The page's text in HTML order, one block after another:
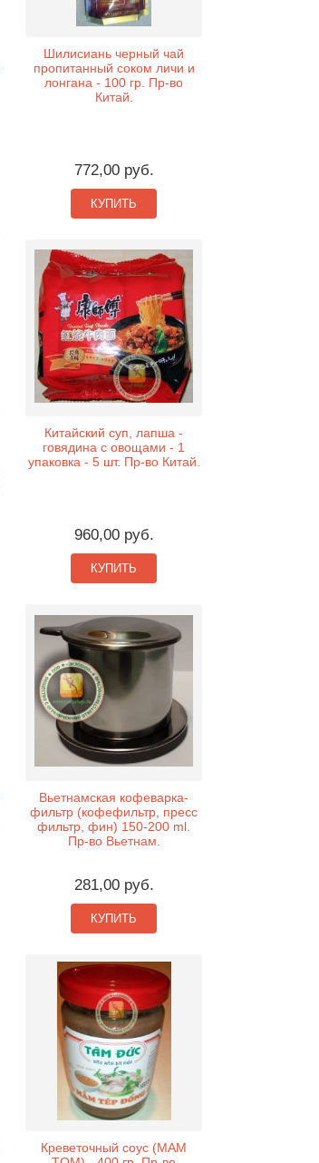
Шилисиань черный чай
пропитанный соком личи и
лонгана - 100 гр. Пр-во
Китай.
772,00 руб.
КУПИТЬ
Китайский суп, лапша -
говядина с овощами - 1
упаковка - 5 шт. Пр-во Китай.
960,00 руб.
КУПИТЬ
Вьетнамская кофеварка-
фильтр (кофефильтр, пресс
фильтр, фин) 150-200 ml.
Пр-во Вьетнам.
281,00 руб.
КУПИТЬ
Креветочный соус (MAM